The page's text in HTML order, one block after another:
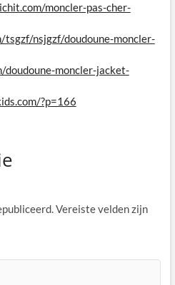
moncler-pas-cher-
nsjgzf/doudoune-moncler-
moncler-jacket-
?p=166
Vereiste velden zijn